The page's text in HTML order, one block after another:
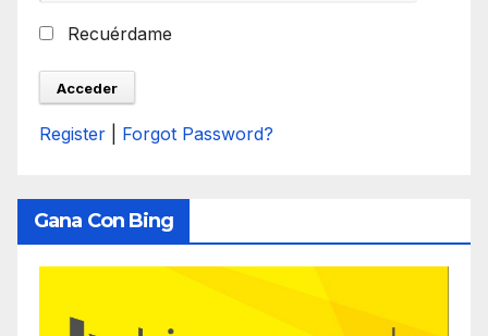
Recuérdame
Register Forgot Password?
Gana Con Bing